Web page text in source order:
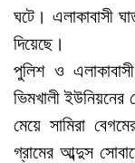
ঘটে। এলাকাবাসী
দিয়েছে।
পুলিশ ও
ভিমখালী ইউনিয়নের
মেয়ে সামিরা
গ্রামের আব্দুস